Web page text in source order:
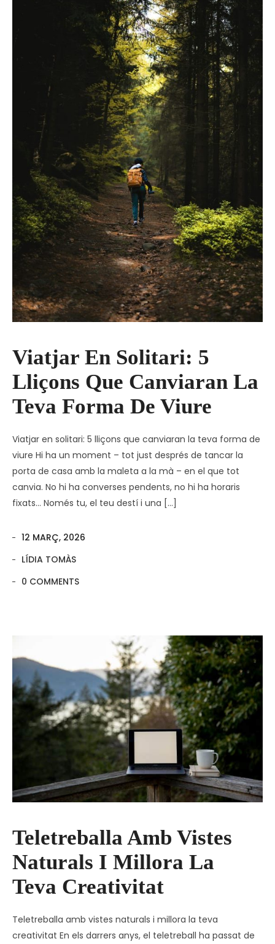
Viatjar En Solitari: 5
Lliçons Que Canviaran La
Teva Forma De Viure
Viatjar en solitari: 5 lliçons que canviaran la teva forma de
viure Hi ha un moment – tot just després de tancar la
porta de casa amb la maleta a la mà – en el que tot
canvia. No hi ha converses pendents, no hi ha horaris
fixats… Només tu, el teu destí i una […]
12 MARÇ, 2026
LÍDIA TOMÀS
0 COMMENTS
Teletreballa Amb Vistes
Naturals I Millora La
Teva Creativitat
Teletreballa amb vistes naturals i millora la teva
creativitat En els darrers anys, el teletreball ha passat de